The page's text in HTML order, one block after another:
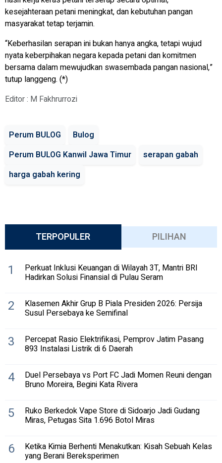
kesejahteraan petani meningkat, dan kebutuhan pangan
masyarakat tetap terjamin.
“Keberhasilan serapan ini bukan hanya angka, tetapi wujud
nyata keberpihakan negara kepada petani dan komitmen
bersama dalam mewujudkan swasembada pangan nasional,”
tutup langgeng. (*)
Editor : M Fakhrurrozi
Perum BULOG
Bulog
Perum BULOG Kanwil Jawa Timur
serapan gabah
harga gabah kering
TERPOPULER PILIHAN
1 Perkuat Inklusi Keuangan di Wilayah 3T, Mantri BRI
Hadirkan Solusi Finansial di Pulau Seram
2 Klasemen Akhir Grup B Piala Presiden 2026: Persija
Susul Persebaya ke Semifinal
3 Percepat Rasio Elektrifikasi, Pemprov Jatim Pasang
893 Instalasi Listrik di 6 Daerah
4 Duel Persebaya vs Port FC Jadi Momen Reuni dengan
Bruno Moreira, Begini Kata Rivera
5 Ruko Berkedok Vape Store di Sidoarjo Jadi Gudang
Miras, Petugas Sita 1.696 Botol Miras
6 Ketika Kimia Berhenti Menakutkan: Kisah Sebuah Kelas
yang Berani Bereksperimen